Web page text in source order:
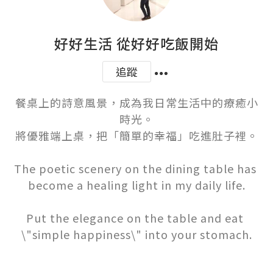
好好生活 從好好吃飯開始
追蹤
餐桌上的詩意風景，成為我日常生活中的療癒小
時光。
將優雅端上桌，把「簡單的幸福」吃進肚子裡。
The poetic scenery on the dining table has
become a healing light in my daily life.
Put the elegance on the table and eat
\"simple happiness\" into your stomach.